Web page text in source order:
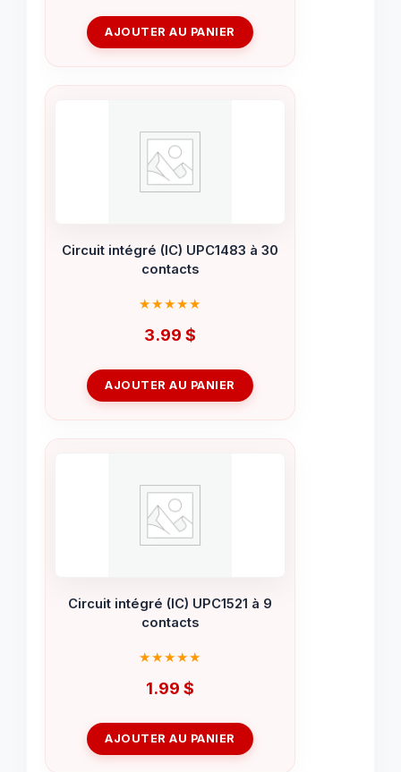
AJOUTER AU PANIER
Circuit intégré (IC) UPC1483 à 30
contacts
3.99 $
AJOUTER AU PANIER
Circuit intégré (IC) UPC1521 à 9
contacts
1.99 $
AJOUTER AU PANIER